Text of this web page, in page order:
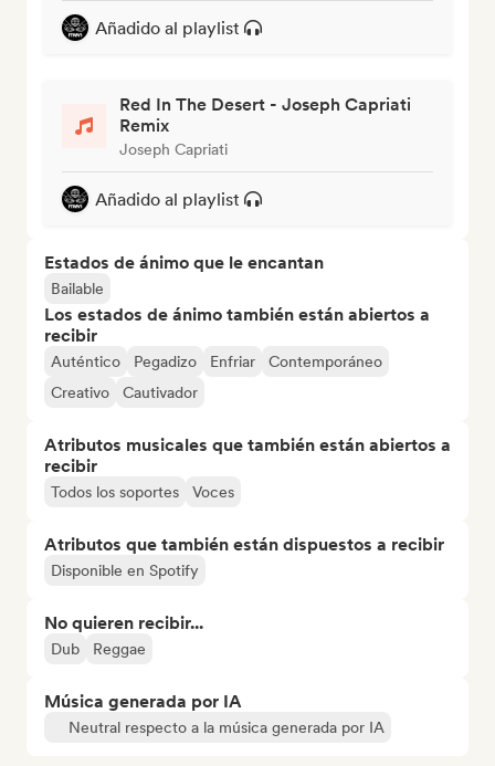
Añadido al playlist
Red In The Desert - Joseph Capriati
Remix
Joseph Capriati
Añadido al playlist
Estados de ánimo que le encantan
Bailable
Los estados de ánimo también están abiertos a
recibir
Auténtico Pegadizo Enfriar
Contemporáneo
Creativo
Cautivador
Atributos musicales que también están abiertos a
recibir
Todos los soportes Voces
Atributos que también están dispuestos a recibir
Disponible en Spotify
No quieren recibir...
Dub Reggae
Música generada por IA
Neutral respecto a la música generada por IA